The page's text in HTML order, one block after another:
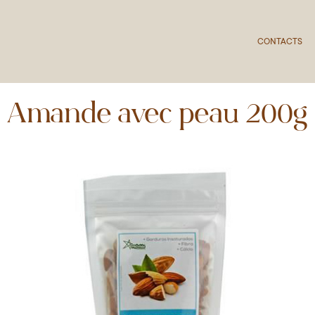
CONTACTS
Amande avec peau 200g